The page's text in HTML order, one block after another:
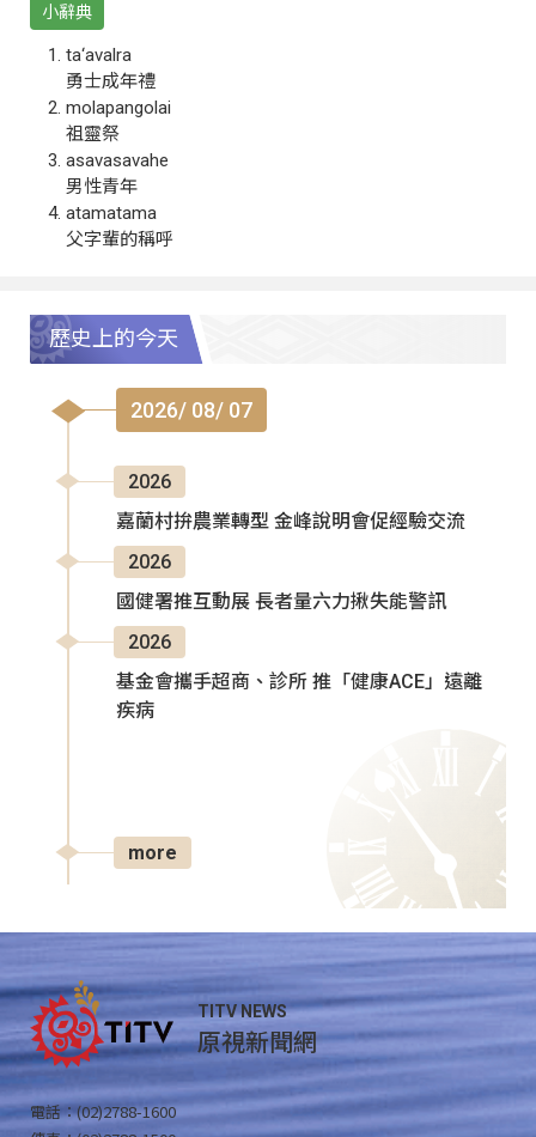
小辭典
ta‘avalra
勇士成年禮
molapangolai
祖靈祭
asavasavahe
男性青年
atamatama
父字輩的稱呼
歷史上的今天
2026/ 08/ 07
2026
嘉蘭村拚農業轉型 金峰說明會促經驗交流
2026
國健署推互動展 長者量六力揪失能警訊
2026
基金會攜手超商、診所 推「健康ACE」遠離
疾病
more
TITV NEWS
原視新聞網
電話：(02)2788-1600